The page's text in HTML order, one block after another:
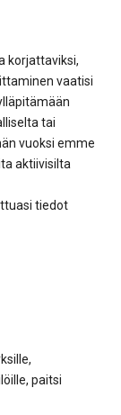
korjattaviksi,
vaatisi
tai
vuoksi emme
aktiivisilta
tiedot
paitsi